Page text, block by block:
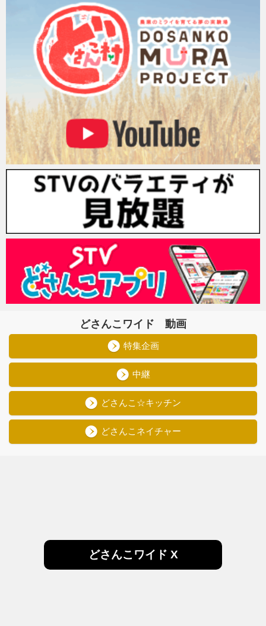
どさんこワイド 動画
特集企画
中継
どさんこ☆キッチン
どさんこネイチャー
どさんこワイド X